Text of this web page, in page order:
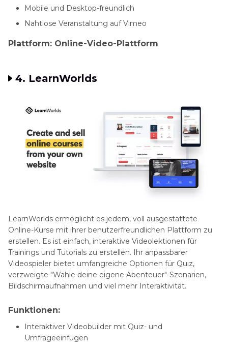
Mobile und Desktop-freundlich
Nahtlose Veranstaltung auf Vimeo
Plattform: Online-Video-Plattform
4. LearnWorlds
LearnWorlds ermöglicht es jedem, voll ausgestattete
Online-Kurse mit ihrer benutzerfreundlichen Plattform zu
erstellen. Es ist einfach, interaktive Videolektionen für
Trainings und Tutorials zu erstellen. Ihr anpassbarer
Videospieler bietet umfangreiche Optionen für Quiz,
verzweigte "Wähle deine eigene Abenteuer"-Szenarien,
Bildschirmaufnahmen und viel mehr Interaktivität.
Funktionen:
Interaktiver Videobuilder mit Quiz- und
Umfrageeinfügen